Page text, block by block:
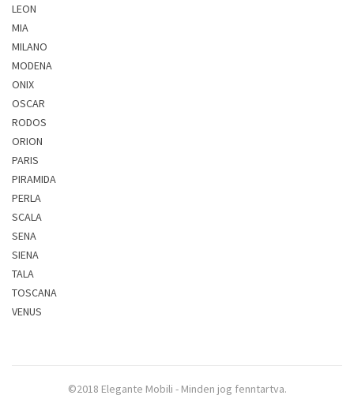
LEON
MIA
MILANO
MODENA
ONIX
OSCAR
RODOS
ORION
PARIS
PIRAMIDA
PERLA
SCALA
SENA
SIENA
TALA
TOSCANA
VENUS
©2018 Elegante Mobili - Minden jog fenntartva.